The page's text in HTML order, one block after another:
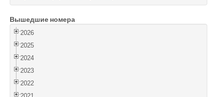
Поиск
Войти
Вышедшие номера
2026
2025
2024
2023
2022